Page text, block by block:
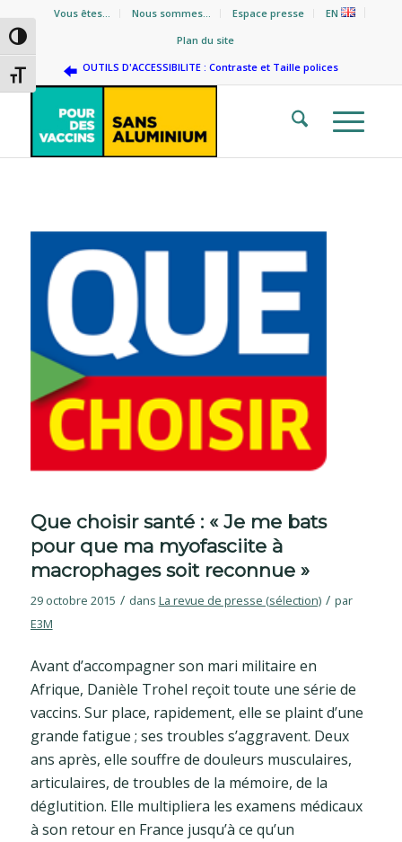
Passer en contraste élevé
Changer la taille de la police
Vous êtes… Nous sommes… Espace presse
EN
Plan du site
OUTILS D'ACCESSIBILITE : Contraste et Taille polices
Que choisir santé : « Je me bats
pour que ma myofasciite à
macrophages soit reconnue »
29 octobre 2015 / dans La revue de presse (sélection) / par
E3M
Avant d’accompagner son mari militaire en
Afrique, Danièle Trohel reçoit toute une série de
vaccins. Sur place, rapidement, elle se plaint d’une
grande fatigue ; ses troubles s’aggravent. Deux
ans après, elle souffre de douleurs musculaires,
articulaires, de troubles de la mémoire, de la
déglutition. Elle multipliera les examens médicaux
à son retour en France jusqu’à ce qu’un